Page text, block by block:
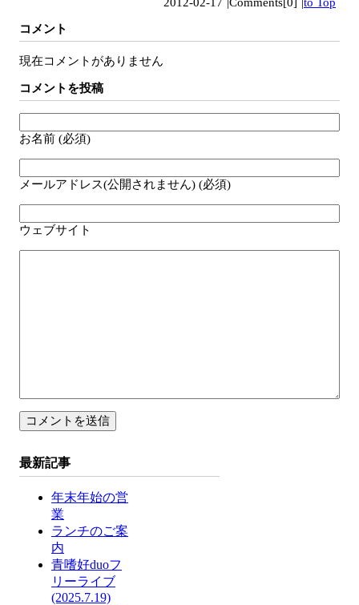
コメント
現在コメントがありません
コメントを投稿
お名前 (必須)
メールアドレス(公開されません) (必須)
ウェブサイト
最新記事
年末年始の営
業
ランチのご案
内
青嗜好duoフ
リーライブ
(2025.7.19)